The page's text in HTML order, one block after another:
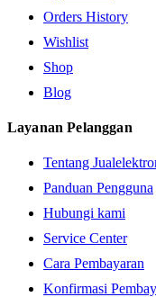
Orders History
Wishlist
Shop
Blog
Layanan Pelanggan
Tentang
Panduan Pengguna
Hubungi kami
Service Center
Cara Pembayaran
Konfirmasi